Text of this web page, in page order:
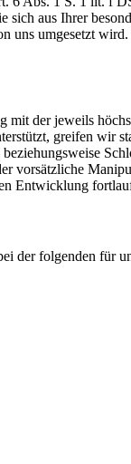
aus Ihrer
uns umgesetzt
der jeweils
greifen wir
vorsätzliche
Entwicklung
der folgenden für